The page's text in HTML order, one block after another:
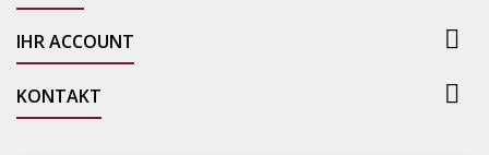
IHR ACCOUNT 
KONTAKT 